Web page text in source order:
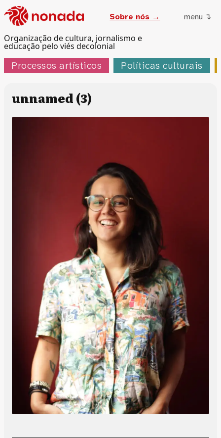
Organização de cultura, jornalismo e
educação pelo viés decolonial
Sobre nós → menu ↴
Processos artísticos Políticas culturais
unnamed (3)